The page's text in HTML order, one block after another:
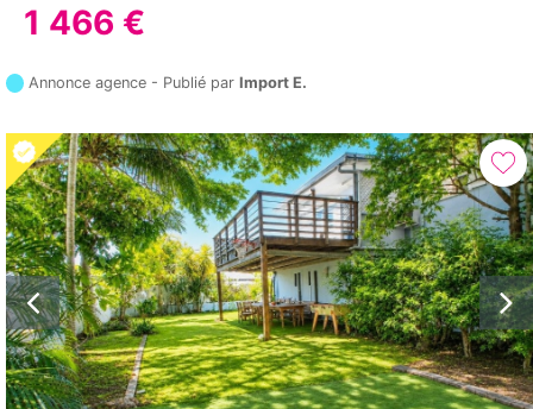
1 466 €
Annonce agence - Publié parImport E.